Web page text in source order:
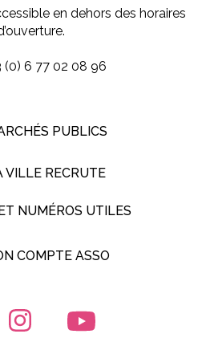
en dehors des horaires
(0) 6 77 02 08 96
PUBLICS
VILLE RECRUTE
NUMÉROS UTILES
COMPTE ASSO
le compte Facebook
Lien vers le compte
Lien vers la chaîne